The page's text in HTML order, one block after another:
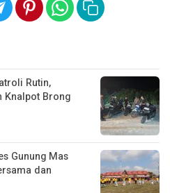
Rutin,
Knalpot Brong
Gunung Mas
dan